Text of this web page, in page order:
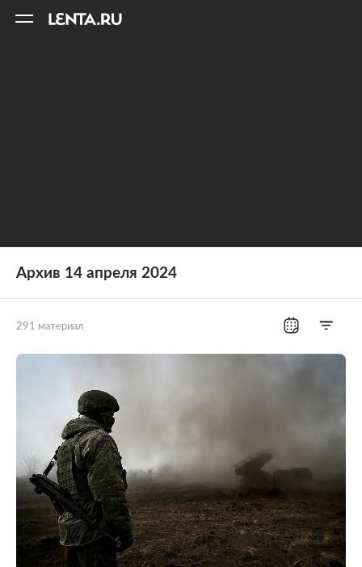
Архив 14 апреля 2024
291 материал
Мир
Экономика
Наука и техника Спорт
Культура Интернет и СМИ
Ценности Путешествия